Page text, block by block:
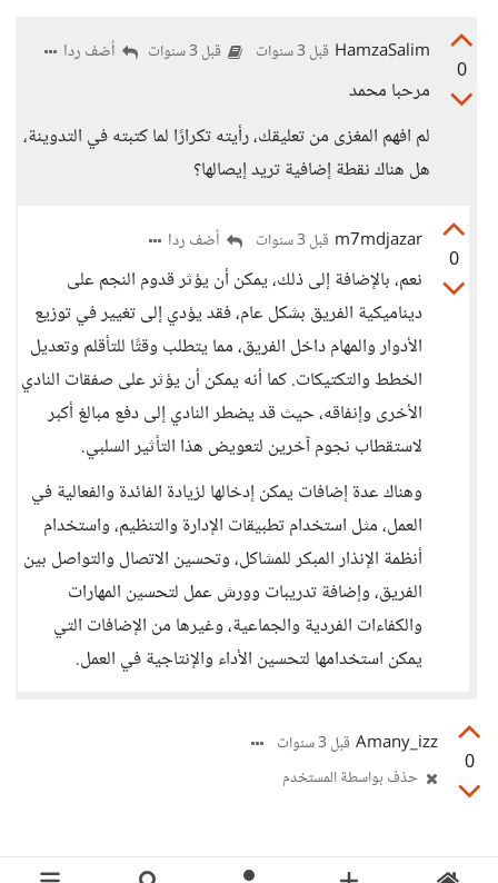
0
HamzaSalim قبل 3 سنوات قبل 3 سنوات أضف ردا
مرحبا محمد
لم افهم المغزى من تعليقك، رأيته تكرارًا لما كتبته في التدوينة،
هل هناك نقطة إضافية تريد إيصالها؟
0
m7mdjazar قبل 3 سنوات أضف ردا
نعم، بالإضافة إلى ذلك، يمكن أن يؤثر قدوم النجم على
ديناميكية الفريق بشكل عام، فقد يؤدي إلى تغيير في توزيع
الأدوار والمهام داخل الفريق، مما يتطلب وقتًا للتأقلم وتعديل
الخطط والتكتيكات. كما أنه يمكن أن يؤثر على صفقات النادي
الأخرى وإنفاقه، حيث قد يضطر النادي إلى دفع مبالغ أكبر
لاستقطاب نجوم آخرين لتعويض هذا التأثير السلبي.
وهناك عدة إضافات يمكن إدخالها لزيادة الفائدة والفعالية في
العمل، مثل استخدام تطبيقات الإدارة والتنظيم، واستخدام
أنظمة الإنذار المبكر للمشاكل، وتحسين الاتصال والتواصل بين
الفريق، وإضافة تدريبات وورش عمل لتحسين المهارات
والكفاءات الفردية والجماعية، وغيرها من الإضافات التي
يمكن استخدامها لتحسين الأداء والإنتاجية في العمل.
0
Amany_izz قبل 3 سنوات
حذف بواسطة المستخدم